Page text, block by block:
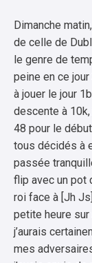
Dimanche
de celle de
le genre de
peine en ce
à jouer le jour
descente à
48 pour le
tous décidés à
passée
flip avec un pot
roi face à [Jh
petite heure sur
j’aurais
mes